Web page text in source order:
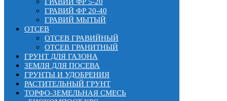
ГРАВИЙ ФР 20-40
ГРАВИЙ МЫТЫЙ
ОТСЕВ
ОТСЕВ ГРАВИЙНЫЙ
ОТСЕВ ГРАНИТНЫЙ
ГРУНТ ДЛЯ ГАЗОНА
ЗЕМЛЯ ДЛЯ ПОСЕВА
ГРУНТЫ И УДОБРЕНИЯ
РАСТИТЕЛЬНЫЙ ГРУНТ
ТОРФО-ЗЕМЕЛЬНАЯ СМЕСЬ